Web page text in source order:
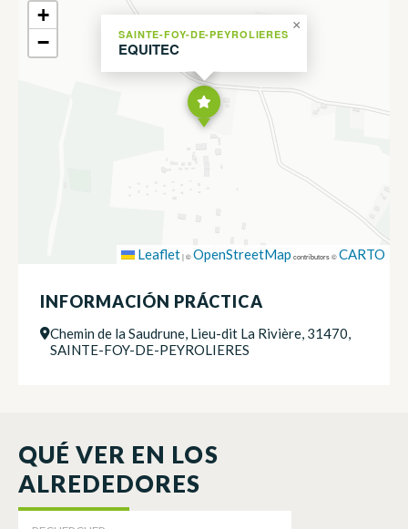
SAINTE-FOY-DE-PEYROLIERES
EQUITEC
×
+
−
Leaflet|©OpenStreetMap contributors ©CARTO
INFORMACIÓN PRÁCTICA
Chemin de la Saudrune, Lieu-dit La Rivière, 31470,
SAINTE-FOY-DE-PEYROLIERES
QUÉ VER EN LOS
ALREDEDORES